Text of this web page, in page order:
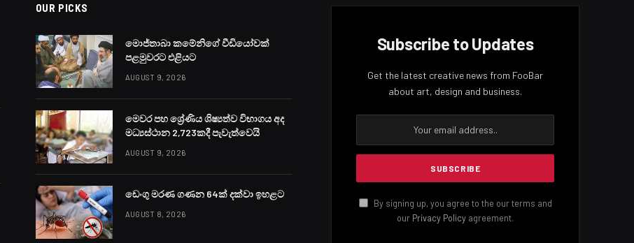
OUR PICKS
මොජ්තාබා කමේනිගේ වීඩියෝවක්
පළමුවරට එළියට
AUGUST 9, 2026
මෙවර පහ ශ්‍රේණිය ශිෂ්‍යත්ව විභාගය අද
මධ්‍යස්ථාන 2,723කදී පැවැත්වෙයි
AUGUST 9, 2026
ඩෙංගු මරණ ගණන 64ක් දක්වා ඉහළට
AUGUST 8, 2026
Subscribe to Updates
Get the latest creative news from FooBar
about art, design and business.
By signing up, you agree to the our terms and
our Privacy Policy agreement.